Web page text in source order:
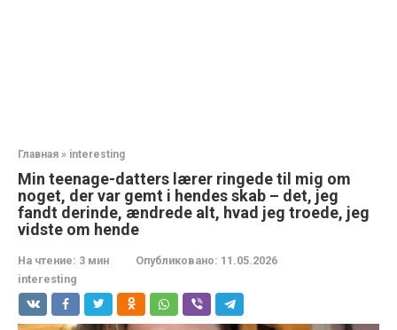
Главная » interesting
Min teenage-datters lærer ringede til mig om
noget, der var gemt i hendes skab – det, jeg
fandt derinde, ændrede alt, hvad jeg troede, jeg
vidste om hende
На чтение: 3 мин Опубликовано: 11.05.2026
interesting